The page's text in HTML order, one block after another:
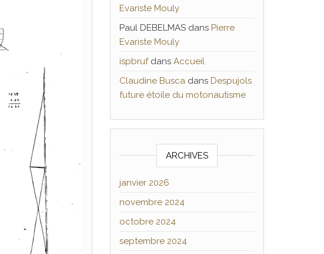
Evariste Mouly
Paul DEBELMASdans Pierre
Evariste Mouly
ispbrufdans Accueil
Claudine Buscadans Despujols
future étoile du motonautisme
ARCHIVES
janvier 2026
novembre 2024
octobre 2024
septembre 2024